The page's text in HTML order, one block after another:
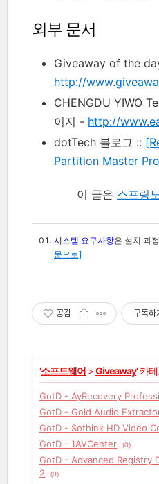
외부 문서
Giveaway of the
http://
CHENGDU YIWO
이지 - http://
dotTech 블로그 ::
Partition Master
이 글은 스프링
시스템 요구사항은 설치 과
문으로]
공감 구독하
'소프트웨어 >Giveaway' 카
GotD - AyRecovery
GotD - Gold Audio
GotD - Sothink HD Video
GotD - 1AVCenter
(0)
GotD - Advanced Registry
2
(0)